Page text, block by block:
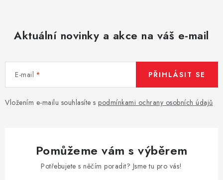
Aktuální novinky a akce na váš e-mail
E-mail
Vložením e-mailu souhlasíte s podmínkami ochrany osobních údajů
PŘIHLÁSIT SE
Pomůžeme vám s výběrem
Potřebujete s něčím poradit? Jsme tu pro vás!